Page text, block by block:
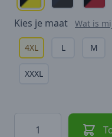
Kies je maat Wat is
4XL L M
XXXL
Hoeveelheid